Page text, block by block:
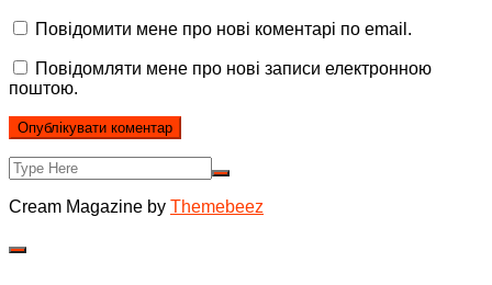
Повідомити мене про нові коментарі по email.
Повідомляти мене про нові записи електронною
поштою.
Cream Magazine by Themebeez